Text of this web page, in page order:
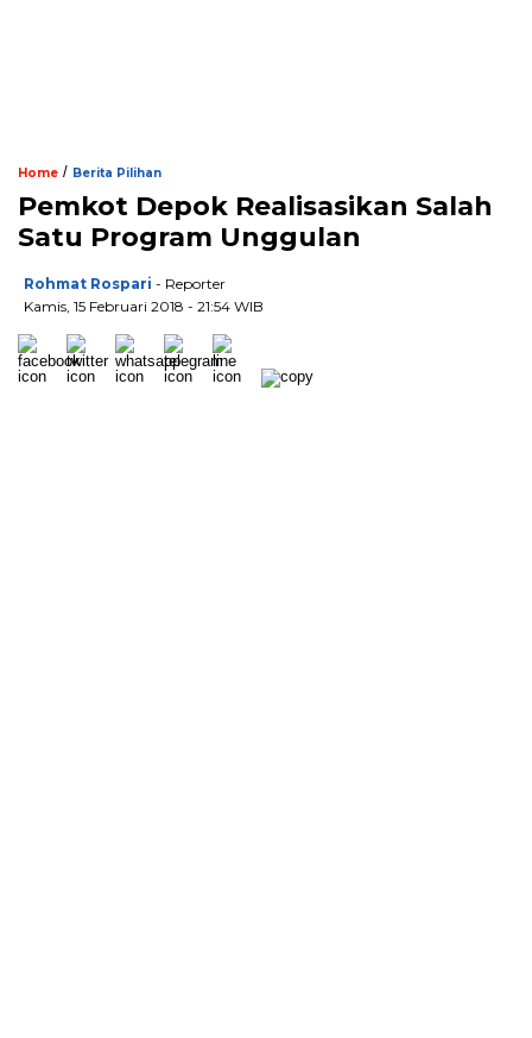
Home / Berita Pilihan
Pemkot Depok Realisasikan Salah
Satu Program Unggulan
Rohmat Rospari - Reporter
Kamis, 15 Februari 2018 - 21:54 WIB